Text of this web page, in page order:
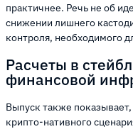
практичнее. Речь не об
снижении лишнего
контроля, необходимого
Расчеты в
финансовой
Выпуск также
крипто-нативного